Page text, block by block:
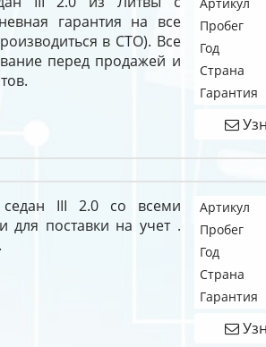
гарантия на все
в СТО). Все
перед продажей и
Пробег
Год
Страна
Гарантия
седан III 2.0 со всеми
для поставки на учет .
Артикул
Пробег
Год
Страна
Гарантия